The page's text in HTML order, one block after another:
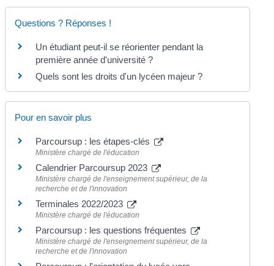
Questions ? Réponses !
Un étudiant peut-il se réorienter pendant la
première année d'université ?
Quels sont les droits d'un lycéen majeur ?
Pour en savoir plus
Parcoursup : les étapes-clés
Ministère chargé de l'éducation
Calendrier Parcoursup 2023
Ministère chargé de l'enseignement supérieur, de la
recherche et de l'innovation
Terminales 2022/2023
Ministère chargé de l'éducation
Parcoursup : les questions fréquentes
Ministère chargé de l'enseignement supérieur, de la
recherche et de l'innovation